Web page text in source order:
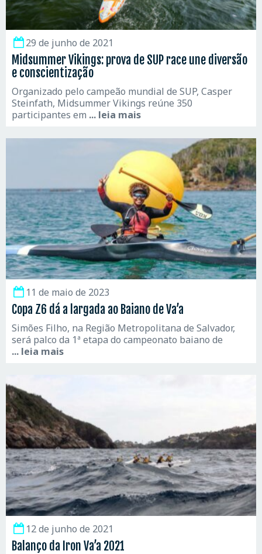
29 de junho de 2021
Midsummer Vikings: prova de SUP race une diversão
e conscientização
Organizado pelo campeão mundial de SUP, Casper
Steinfath, Midsummer Vikings reúne 350
participantes em ... leia mais
11 de maio de 2023
Copa Z6 dá a largada ao Baiano de Va’a
Simões Filho, na Região Metropolitana de Salvador,
será palco da 1ª etapa do campeonato baiano de
... leia mais
12 de junho de 2021
Balanço da Iron Va’a 2021